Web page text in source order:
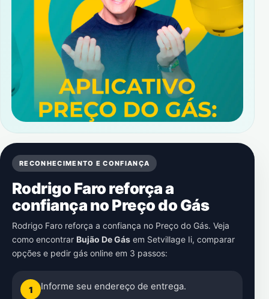
RECONHECIMENTO E CONFIANÇA
Rodrigo Faro reforça a
confiança no Preço do Gás
Rodrigo Faro reforça a confiança no Preço do Gás. Veja
como encontrar Bujão De Gás em Setvillage Ii, comparar
opções e pedir gás online em 3 passos:
1 Informe seu endereço de entrega.